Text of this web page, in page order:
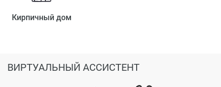
Кирпичный дом
ВИРТУАЛЬНЫЙ АССИСТЕНТ